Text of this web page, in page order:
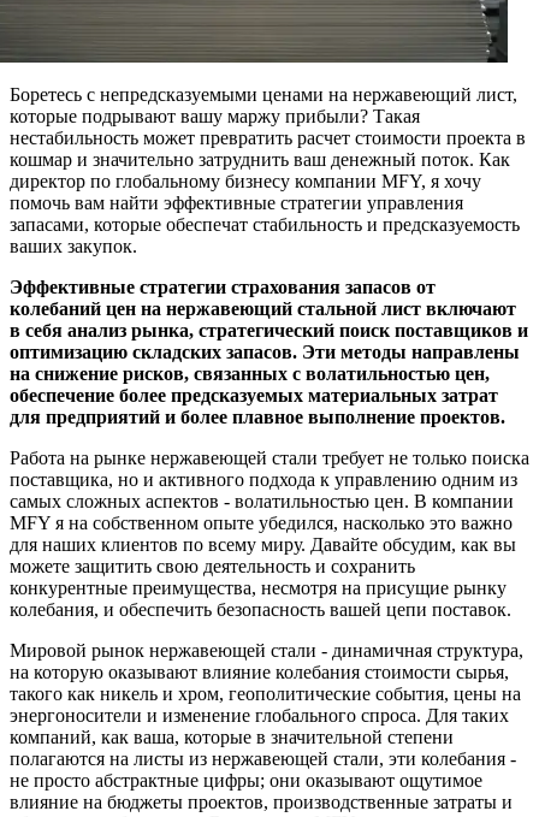
Боретесь с непредсказуемыми ценами на нержавеющий лист,
которые подрывают вашу маржу прибыли? Такая
нестабильность может превратить расчет стоимости проекта в
кошмар и значительно затруднить ваш денежный поток. Как
директор по глобальному бизнесу компании MFY, я хочу
помочь вам найти эффективные стратегии управления
запасами, которые обеспечат стабильность и предсказуемость
ваших закупок.
Эффективные стратегии страхования запасов от
колебаний цен на нержавеющий стальной лист включают
в себя анализ рынка, стратегический поиск поставщиков и
оптимизацию складских запасов. Эти методы направлены
на снижение рисков, связанных с волатильностью цен,
обеспечение более предсказуемых материальных затрат
для предприятий и более плавное выполнение проектов.
Работа на рынке нержавеющей стали требует не только поиска
поставщика, но и активного подхода к управлению одним из
самых сложных аспектов - волатильностью цен. В компании
MFY я на собственном опыте убедился, насколько это важно
для наших клиентов по всему миру. Давайте обсудим, как вы
можете защитить свою деятельность и сохранить
конкурентные преимущества, несмотря на присущие рынку
колебания, и обеспечить безопасность вашей цепи поставок.
Мировой рынок нержавеющей стали - динамичная структура,
на которую оказывают влияние колебания стоимости сырья,
такого как никель и хром, геополитические события, цены на
энергоносители и изменение глобального спроса. Для таких
компаний, как ваша, которые в значительной степени
полагаются на листы из нержавеющей стали, эти колебания -
не просто абстрактные цифры; они оказывают ощутимое
влияние на бюджеты проектов, производственные затраты и